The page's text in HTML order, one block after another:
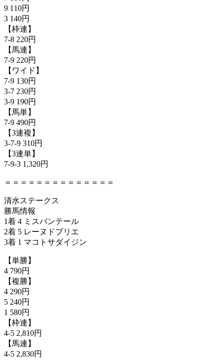
9 110円
3 140円
【枠連】
7-8 220円
【馬連】
7-9 220円
【ワイド】
7-9 130円
3-7 230円
3-9 190円
【馬単】
7-9 490円
【3連複】
3-7-9 310円
【3連単】
7-9-3 1,320円
＝＝＝＝＝＝＝＝＝＝＝＝＝＝
清水ステークス
勝馬情報
1着 4 ミスパンテール
2着 5 レーヌドブリエ
3着 1 マコトサダイジン
【単勝】
4 790円
【複勝】
4 290円
5 240円
1 580円
【枠連】
4-5 2,810円
【馬連】
4-5 2,830円